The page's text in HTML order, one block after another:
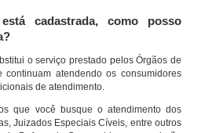
cadastrada, como posso
o serviço prestado pelos Órgãos de
continuam atendendo os consumidores
de atendimento.
que você busque o atendimento dos
Juizados Especiais Cíveis, entre outros